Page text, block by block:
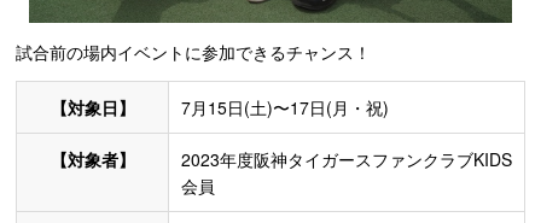
試合前の場内イベントに参加できるチャンス！
【対象日】 7月15日(土)〜17日(月・祝)
【対象者】
2023年度阪神タイガースファンクラブKIDS
会員